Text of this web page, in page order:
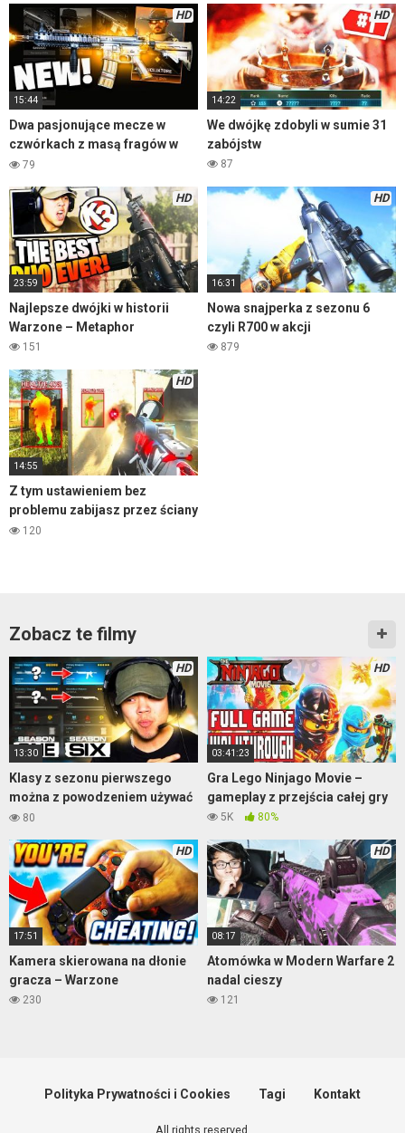
HD
15:44
Dwa pasjonujące mecze w
czwórkach z masą fragów w
Warzone
79
HD
14:22
We dwójkę zdobyli w sumie 31
zabójstw
87
HD
23:59
Najlepsze dwójki w historii
Warzone – Metaphor
151
HD
16:31
Nowa snajperka z sezonu 6
czyli R700 w akcji
879
HD
14:55
Z tym ustawieniem bez
problemu zabijasz przez ściany
120
Zobacz te filmy
HD
13:30
Klasy z sezonu pierwszego
można z powodzeniem używać
do teraz – Warzone
80
HD
03:41:23
Gra Lego Ninjago Movie –
gameplay z przejścia całej gry
5K 80%
HD
17:51
Kamera skierowana na dłonie
gracza – Warzone
230
HD
08:17
Atomówka w Modern Warfare 2
nadal cieszy
121
Polityka Prywatności i Cookies Tagi Kontakt
All rights reserved.